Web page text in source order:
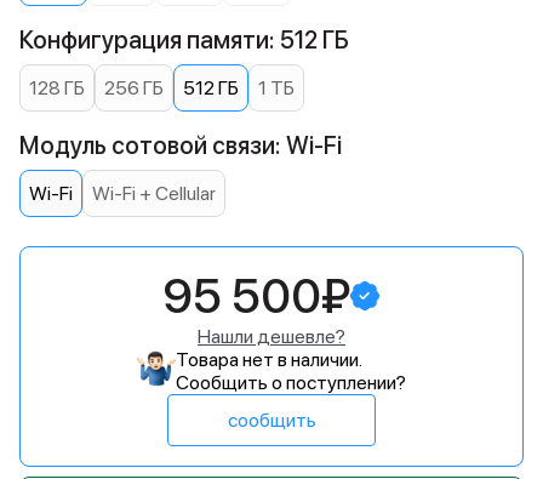
Конфигурация памяти: 512 ГБ
128 ГБ 256 ГБ 512 ГБ 1 ТБ
Модуль сотовой связи: Wi-Fi
Wi-Fi Wi-Fi + Cellular
95 500₽
Нашли дешевле?
Товара нет в наличии.
Сообщить о поступлении?
сообщить